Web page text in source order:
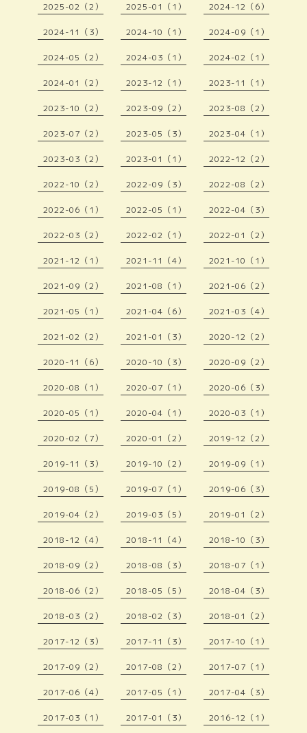
2025-02（2） 2025-01（1） 2024-12（6）
2024-11（3） 2024-10（1） 2024-09（1）
2024-05（2） 2024-03（1） 2024-02（1）
2024-01（2） 2023-12（1） 2023-11（1）
2023-10（2） 2023-09（2） 2023-08（2）
2023-07（2） 2023-05（3） 2023-04（1）
2023-03（2） 2023-01（1） 2022-12（2）
2022-10（2） 2022-09（3） 2022-08（2）
2022-06（1） 2022-05（1） 2022-04（3）
2022-03（2） 2022-02（1） 2022-01（2）
2021-12（1） 2021-11（4） 2021-10（1）
2021-09（2） 2021-08（1） 2021-06（2）
2021-05（1） 2021-04（6） 2021-03（4）
2021-02（2） 2021-01（3） 2020-12（2）
2020-11（6） 2020-10（3） 2020-09（2）
2020-08（1） 2020-07（1） 2020-06（3）
2020-05（1） 2020-04（1） 2020-03（1）
2020-02（7） 2020-01（2） 2019-12（2）
2019-11（3） 2019-10（2） 2019-09（1）
2019-08（5） 2019-07（1） 2019-06（3）
2019-04（2） 2019-03（5） 2019-01（2）
2018-12（4） 2018-11（4） 2018-10（3）
2018-09（2） 2018-08（3） 2018-07（1）
2018-06（2） 2018-05（5） 2018-04（3）
2018-03（2） 2018-02（3） 2018-01（2）
2017-12（3） 2017-11（3） 2017-10（1）
2017-09（2） 2017-08（2） 2017-07（1）
2017-06（4） 2017-05（1） 2017-04（3）
2017-03（1） 2017-01（3） 2016-12（1）